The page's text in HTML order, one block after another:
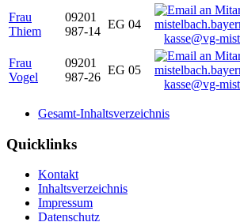
Frau
Thiem
09201
987-14
EG 04
kasse@vg-
Frau
Vogel
09201
987-26
EG 05
kasse@vg-
Gesamt-Inhaltsverzeichnis
Quicklinks
Kontakt
Inhaltsverzeichnis
Impressum
Datenschutz